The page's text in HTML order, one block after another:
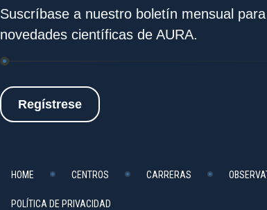
Suscríbase a nuestro boletín mensual
novedades científicas de AURA.
Regístrese
HOME CENTROS CARRERAS
POLÍTICA DE PRIVACIDAD